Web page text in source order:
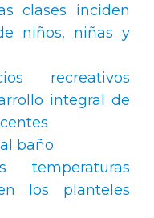
clases inciden
niños, niñas y
recreativos
integral de
baño
temperaturas
los planteles